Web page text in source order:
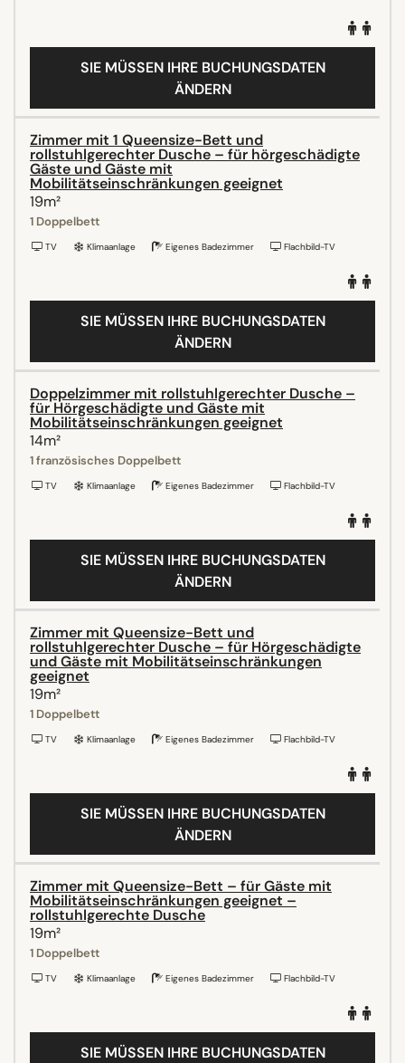
SIE MÜSSEN IHRE BUCHUNGSDATEN
ÄNDERN
Zimmer mit 1 Queensize-Bett und
rollstuhlgerechter Dusche – für hörgeschädigte
Gäste und Gäste mit
Mobilitätseinschränkungen geeignet
19m²
1 Doppelbett
TV Klimaanlage Eigenes Badezimmer Flachbild-TV
SIE MÜSSEN IHRE BUCHUNGSDATEN
ÄNDERN
Doppelzimmer mit rollstuhlgerechter Dusche –
für Hörgeschädigte und Gäste mit
Mobilitätseinschränkungen geeignet
14m²
1 französisches Doppelbett
TV Klimaanlage Eigenes Badezimmer Flachbild-TV
SIE MÜSSEN IHRE BUCHUNGSDATEN
ÄNDERN
Zimmer mit Queensize-Bett und
rollstuhlgerechter Dusche – für Hörgeschädigte
und Gäste mit Mobilitätseinschränkungen
geeignet
19m²
1 Doppelbett
TV Klimaanlage Eigenes Badezimmer Flachbild-TV
SIE MÜSSEN IHRE BUCHUNGSDATEN
ÄNDERN
Zimmer mit Queensize-Bett – für Gäste mit
Mobilitätseinschränkungen geeignet –
rollstuhlgerechte Dusche
19m²
1 Doppelbett
TV Klimaanlage Eigenes Badezimmer Flachbild-TV
SIE MÜSSEN IHRE BUCHUNGSDATEN